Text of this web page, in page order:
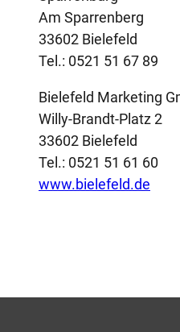
Am Sparrenberg
33602 Bielefeld
Tel.: 0521 51 67 89
Bielefeld Marketing
Willy-Brandt-Platz 2
33602 Bielefeld
Tel.: 0521 51 61 60
www.bielefeld.de